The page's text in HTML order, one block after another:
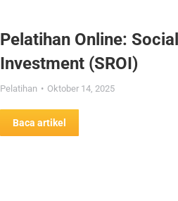
Pelatihan Online:
Investment (SROI)
Pelatihan Oktober 14, 2025
Baca artikel